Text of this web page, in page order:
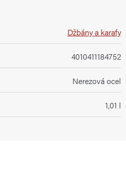
Džbány a karafy
4010411184752
Nerezová ocel
1,01 l